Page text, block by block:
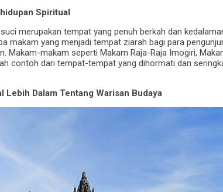
Spiritual
merupakan tempat yang penuh berkah dan
makam yang menjadi tempat ziarah bagi para
Makam-makam seperti Makam Raja-Raja Imogiri,
contoh dari tempat-tempat yang dihormati dan
Lebih Dalam Tentang Warisan Budaya